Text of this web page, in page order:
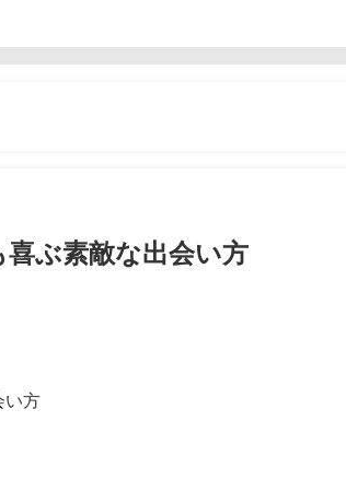
ぶ素敵な出会い方